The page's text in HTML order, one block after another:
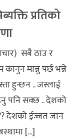
प्रतिको
सबै ठाउ र
मान्नु पर्छ भन्ने
हुन्छन .. जस्लाई
पनि सक्छ .. देशको
देशको ईज्जत जान
[…]